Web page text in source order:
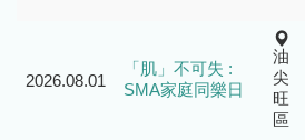
2026.08.01
「肌」不可失 :
SMA家庭同樂日
油
尖
旺
區